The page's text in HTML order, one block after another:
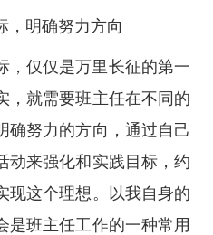
，明确努力方向
，仅仅是万里长征的第一
，就需要班主任在不同的
确努力的方向，通过自己
动来强化和实践目标，约
现这个理想。以我自身的
是班主任工作的一种常用